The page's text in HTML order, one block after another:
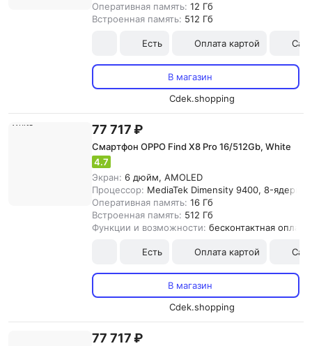
Оперативная память: 12 Гб
Встроенная память: 512 Гб
Есть Оплата картой
В магазин
Cdek.shopping
77 717 ₽
Смартфон OPPO Find X8 Pro 16/512Gb, White
4.7
Экран: 6 дюйм, AMOLED
Процессор: MediaTek Dimensity 9400, 8-
Оперативная память: 16 Гб
Встроенная память: 512 Гб
Функции и возможности: бесконтактная оплата
Есть Оплата картой
В магазин
Cdek.shopping
77 717 ₽